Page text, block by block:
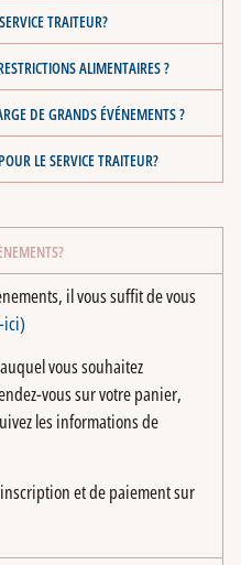
TRAITEUR?
ALIMENTAIRES ?
DE GRANDS ÉVÉNEMENTS ?
LE SERVICE TRAITEUR?
il vous suffit de vous
ici)
vous souhaitez
vous sur votre panier,
les informations de
et de paiement sur